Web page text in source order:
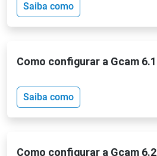
Saiba como
Como configurar a Gcam 6.1
Saiba como
Como configurar a Gcam 6.2